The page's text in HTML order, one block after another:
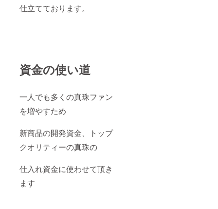
仕立てております。
資金の使い道
一人でも多くの真珠ファン
を増やすため
新商品の開発資金、トップ
クオリティーの真珠の
仕入れ資金に使わせて頂き
ます